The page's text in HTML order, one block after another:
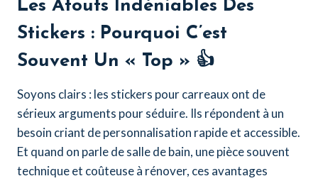
Les Atouts Indéniables Des
Stickers : Pourquoi C’est
Souvent Un « Top » 👍
Soyons clairs : les stickers pour carreaux ont de
sérieux arguments pour séduire. Ils répondent à un
besoin criant de personnalisation rapide et accessible.
Et quand on parle de salle de bain, une pièce souvent
technique et coûteuse à rénover, ces avantages